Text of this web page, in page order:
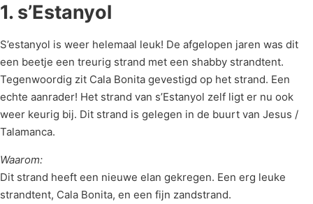
1. s’Estanyol
S’estanyol is weer helemaal leuk! De afgelopen jaren was dit
een beetje een treurig strand met een shabby strandtent.
Tegenwoordig zit Cala Bonita gevestigd op het strand. Een
echte aanrader! Het strand van s’Estanyol zelf ligt er nu ook
weer keurig bij. Dit strand is gelegen in de buurt van Jesus /
Talamanca.
Waarom:
Dit strand heeft een nieuwe elan gekregen. Een erg leuke
strandtent, Cala Bonita, en een fijn zandstrand.